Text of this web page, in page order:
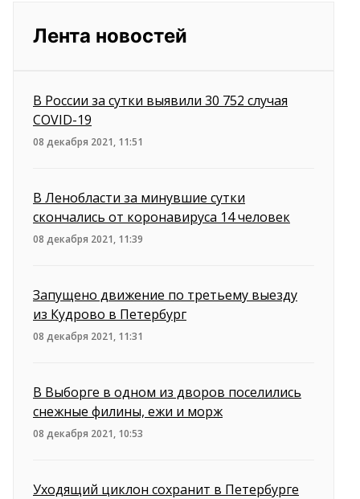
Лента новостей
В России за сутки выявили 30 752 случая
COVID-19
08 декабря 2021, 11:51
В Ленобласти за минувшие сутки
скончались от коронавируса 14 человек
08 декабря 2021, 11:39
Запущено движение по третьему выезду
из Кудрово в Петербург
08 декабря 2021, 11:31
В Выборге в одном из дворов поселились
снежные филины, ежи и морж
08 декабря 2021, 10:53
Уходящий циклон сохранит в Петербурге